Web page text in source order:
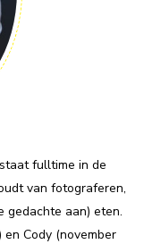
fulltime in de
van fotograferen,
gedachte aan) eten.
Cody (november